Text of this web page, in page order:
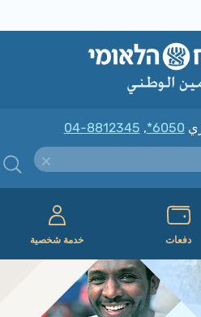
*6050
,
04-8812345
دفعات خدمة شخصية